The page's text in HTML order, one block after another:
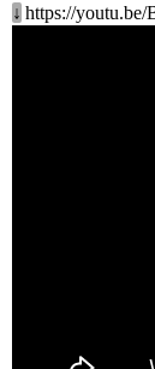
↓ https://